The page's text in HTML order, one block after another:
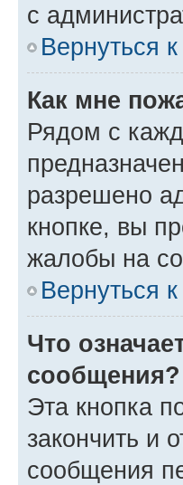
с
Вернуться
Как мне
Рядом с
разрешено
кнопке, вы
жалобы на
Вернуться
Что
сообщения?
Эта кнопка
закончить и
сообщения